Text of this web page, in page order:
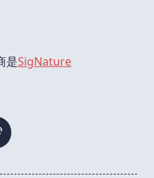
是SigNature